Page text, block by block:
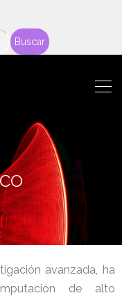
Buscar
avanzada, ha
de alto